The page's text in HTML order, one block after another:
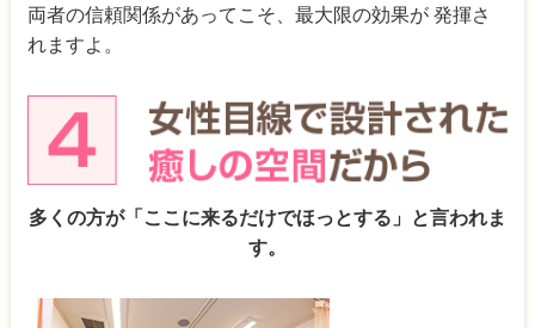
両者の信頼関係があってこそ、最大限の効果が 発揮さ
れますよ。
多くの方が「ここに来るだけでほっとする」と言われま
す。